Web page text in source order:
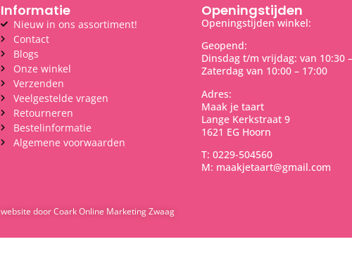
Informatie
Nieuw in ons assortiment!
Contact
Blogs
Onze winkel
Verzenden
Veelgestelde vragen
Retourneren
Bestelinformatie
Algemene voorwaarden
Openingstijden
Openingstijden winkel:
Geopend:
Dinsdag t/m vrijdag: van 10:30
Zaterdag van 10:00 – 17:00
Adres:
Maak je taart
Lange Kerkstraat 9
1621 EG Hoorn
T: 0229-504560
M: maakjetaart@gmail.com
website door Coark Online Marketing Zwaag